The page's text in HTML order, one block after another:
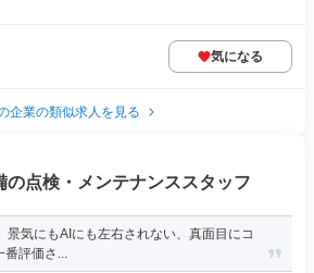
気になる
企業の類似求人を見る
の点検・メンテナンススタッフ
景気にもAIにも左右されない、真面目にコ
番評価さ...